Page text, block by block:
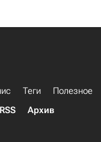
Теги
Полезное
RSS Архив